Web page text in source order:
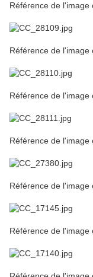
Référence de
Référence de
Référence de
Référence de
Référence de
Référence de